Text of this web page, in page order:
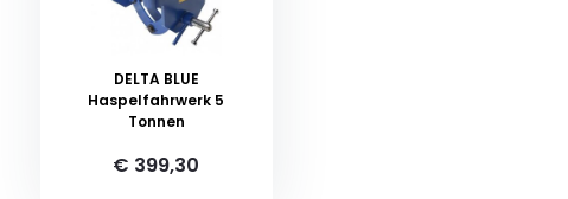
DELTA BLUE
Haspelfahrwerk 5
Tonnen
€ 399,30